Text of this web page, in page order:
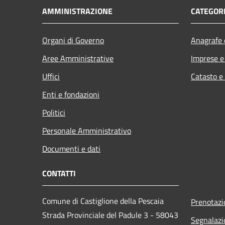
AMMINISTRAZIONE
Organi di Governo
Aree Amministrative
Uffici
Enti e fondazioni
Politici
Personale Amministrativo
Documenti e dati
Imprese
Catasto
CONTATTI
Comune di Castiglione della Pescaia
Strada Provinciale del Padule 3 - 58043